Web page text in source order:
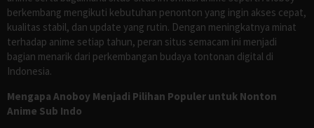
berkembang mengikuti kebutuhan penonton yang ingin akses cepat,
kualitas stabil, dan update yang rutin. Dengan meningkatnya minat
terhadap anime setiap tahun, peran situs semacam ini menjadi
bagian menarik dari perkembangan budaya tontonan digital di
Indonesia.
Mengapa Anoboy Menjadi Pilihan Populer untuk Nonton
Anime Sub Indo